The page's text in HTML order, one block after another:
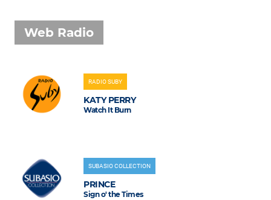
Web Radio
RADIO SUBY
KATY PERRY
Watch It Burn
SUBASIO COLLECTION
PRINCE
Sign o' the Times